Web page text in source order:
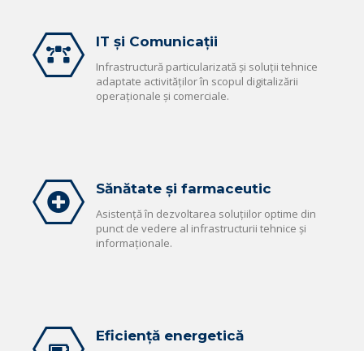
IT și Comunicații
Infrastructură particularizată și soluții tehnice
adaptate activităților în scopul digitalizării
operaționale și comerciale.
Sănătate și farmaceutic
Asistență în dezvoltarea soluțiilor optime din
punct de vedere al infrastructurii tehnice și
informaționale.
Eficiență energetică